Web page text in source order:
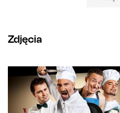
Zdjęcia